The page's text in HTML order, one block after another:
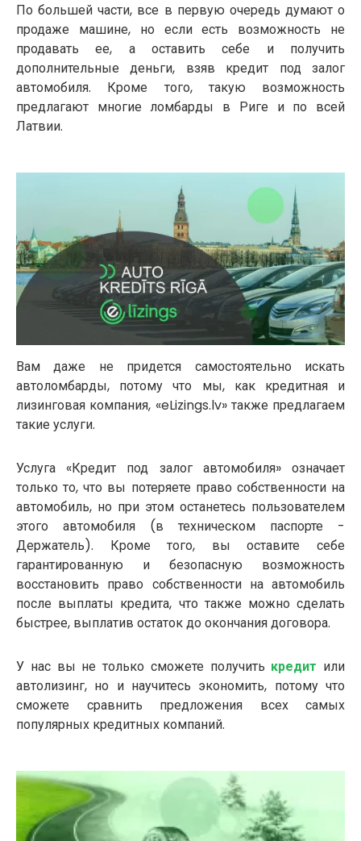
По большей части, все в первую очередь думают о
продаже машине, но если есть возможность не
продавать ее, а оставить себе и получить
дополнительные деньги, взяв кредит под залог
автомобиля. Кроме того, такую возможность
предлагают многие ломбарды в Риге и по всей
Латвии.
Вам даже не придется самостоятельно искать
автоломбарды, потому что мы, как кредитная и
лизинговая компания, «eLizings.lv» также предлагаем
такие услуги.
Услуга «Кредит под залог автомобиля» означает
только то, что вы потеряете право собственности на
автомобиль, но при этом останетесь пользователем
этого автомобиля (в техническом паспорте -
Держатель). Кроме того, вы оставите себе
гарантированную и безопасную возможность
восстановить право собственности на автомобиль
после выплаты кредита, что также можно сделать
быстрее, выплатив остаток до окончания договора.
У нас вы не только сможете получить кредит или
автолизинг, но и научитесь экономить, потому что
сможете сравнить предложения всех самых
популярных кредитных компаний.